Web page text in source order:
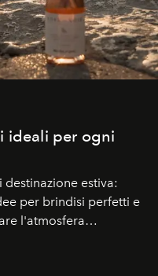
ideali per ogni
estiva:
per brindisi perfetti e
l'atmosfera